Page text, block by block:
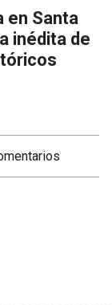
en Santa
inédita de